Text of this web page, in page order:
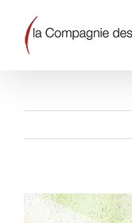
contenu